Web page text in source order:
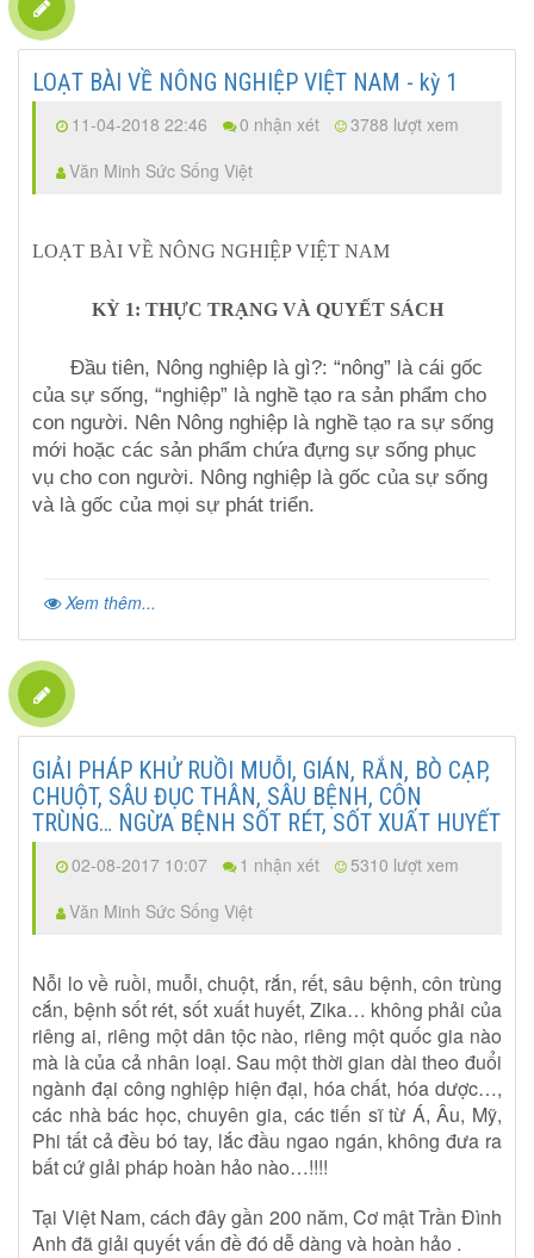
LOẠT BÀI VỀ NÔNG NGHIỆP VIỆT NAM - kỳ 1
11-04-2018 22:46 0 nhận xét
3788 lượt xem
Văn Minh Sức Sống Việt
LOẠT BÀI VỀ NÔNG NGHIỆP VIỆT NAM
KỲ 1: THỰC TRẠNG VÀ QUYẾT SÁCH
Đầu tiên, Nông nghiệp là gì?: “nông” là cái gốc
của sự sống, “nghiệp” là nghề tạo ra sản phẩm cho
con người. Nên Nông nghiệp là nghề tạo ra sự sống
mới hoặc các sản phẩm chứa đựng sự sống phục
vụ cho con người. Nông nghiệp là gốc của sự sống
và là gốc của mọi sự phát triển.
Xem thêm...
GIẢI PHÁP KHỬ RUỒI MUỖI, GIÁN, RẮN, BÒ CẠP,
CHUỘT, SÂU ĐỤC THÂN, SÂU BỆNH, CÔN
TRÙNG… NGỪA BỆNH SỐT RÉT, SỐT XUẤT HUYẾT
02-08-2017 10:07 1 nhận xét
5310 lượt xem
Văn Minh Sức Sống Việt
Nỗi lo về ruồi, muỗi, chuột, rắn, rết, sâu bệnh, côn trùng
cắn, bệnh sốt rét, sốt xuất huyết, Zika… không phải của
riêng ai, riêng một dân tộc nào, riêng một quốc gia nào
mà là của cả nhân loại. Sau một thời gian dài theo đuổi
ngành đại công nghiệp hiện đại, hóa chất, hóa dược…,
các nhà bác học, chuyên gia, các tiến sĩ từ Á, Âu, Mỹ,
Phi tất cả đều bó tay, lắc đầu ngao ngán, không đưa ra
bất cứ giải pháp hoàn hảo nào…!!!!
Tại Việt Nam, cách đây gần 200 năm, Cơ mật Trần Đình
Anh đã giải quyết vấn đề đó dễ dàng và hoàn hảo .